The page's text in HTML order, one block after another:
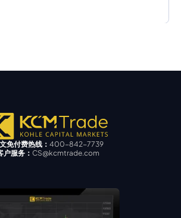
免付费热线： 400-842-7739
户服务： CS@kcmtrade.com